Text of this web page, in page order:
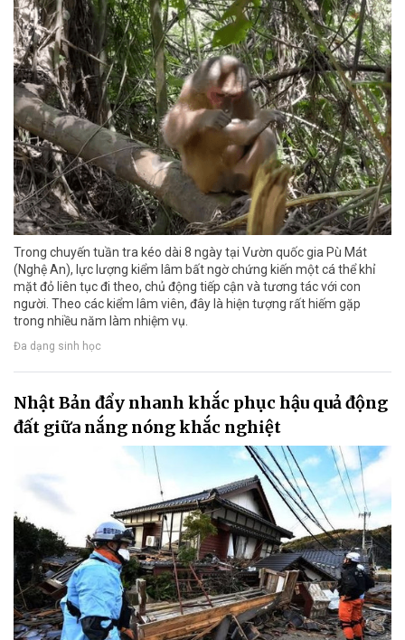
Trong chuyến tuần tra kéo dài 8 ngày tại Vườn quốc gia Pù Mát
(Nghệ An), lực lượng kiểm lâm bất ngờ chứng kiến một cá thể khỉ
mặt đỏ liên tục đi theo, chủ động tiếp cận và tương tác với con
người. Theo các kiểm lâm viên, đây là hiện tượng rất hiếm gặp
trong nhiều năm làm nhiệm vụ.
Đa dạng sinh học
Nhật Bản đẩy nhanh khắc phục hậu quả động
đất giữa nắng nóng khắc nghiệt